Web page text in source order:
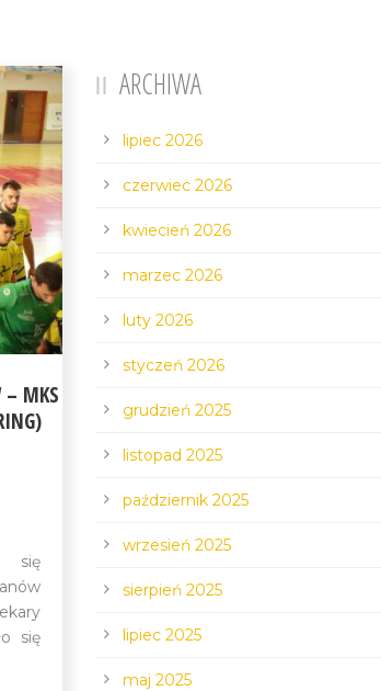
– MKS
się
się
ARCHIWA
lipiec 2026
czerwiec 2026
kwiecień 2026
marzec 2026
luty 2026
styczeń 2026
grudzień 2025
listopad 2025
październik 2025
wrzesień 2025
sierpień 2025
lipiec 2025
maj 2025